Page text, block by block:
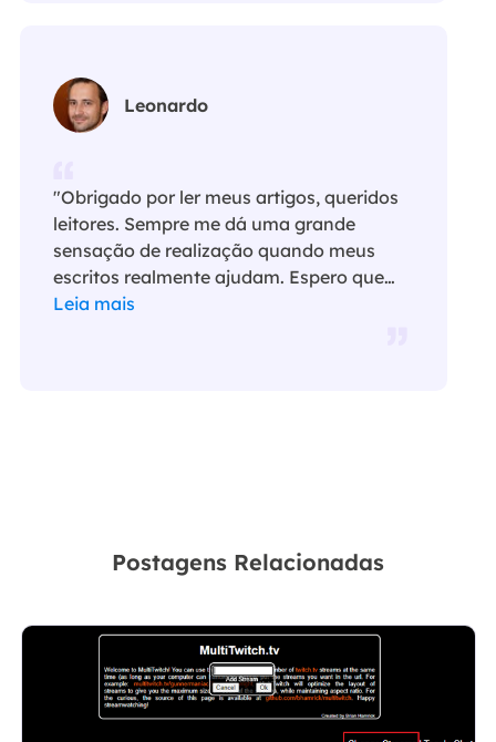
Leonardo
"Obrigado por ler meus artigos, queridos
leitores. Sempre me dá uma grande
sensação de realização quando meus
escritos realmente ajudam. Espero que
gostem de sua estadia no EaseUS e
Leia mais
Postagens Relacionadas